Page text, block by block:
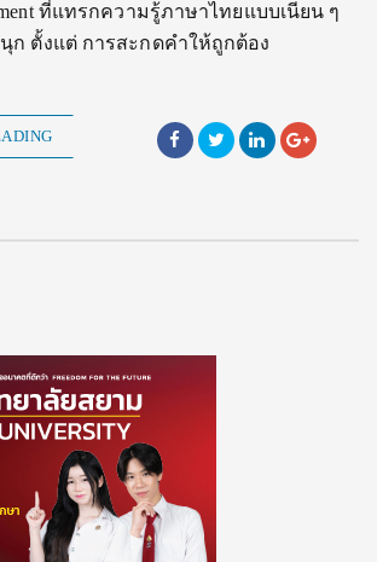
ที่แทรกความรู้ภาษาไทยแบบเนียน ๆ
ก ตั้งแต่ การสะกดคำให้ถูกต้อง